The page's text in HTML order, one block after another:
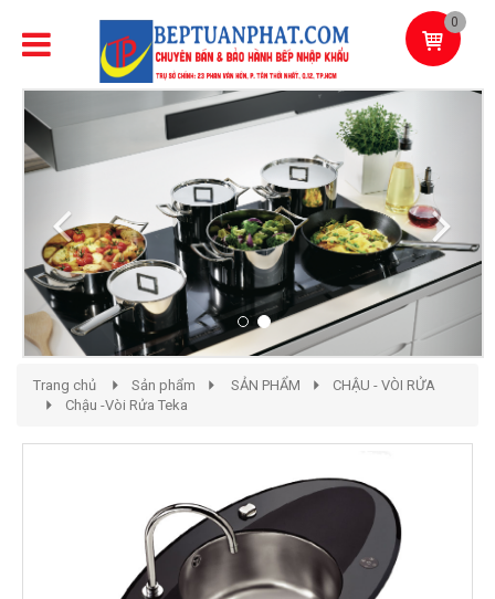
0
Previous
Trang chủ Sản phẩm SẢN PHẨM
CHẬU - VÒI RỬA
Chậu -Vòi Rửa Teka